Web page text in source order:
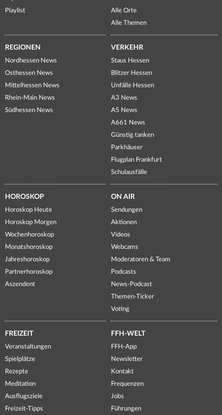
Playlist
Alle Orte
Alle Themen
REGIONEN
Nordhessen News
Osthessen News
Mittelhessen News
Rhein-Main News
Südhessen News
VERKEHR
Staus Hessen
Blitzer Hessen
Unfälle Hessen
A3 News
A5 News
A661 News
Günstig tanken
Parkhäuser
Flugplan Frankfurt
Schulausfälle
HOROSKOP
Horoskop Heute
Horoskop Morgen
Wochenhoroskop
Monatshoroskop
Jahreshoroskop
Partnerhoroskop
Aszendent
ON AIR
Sendungen
Aktionen
Videos
Webcams
Moderatoren & Team
Podcasts
News-Podcast
Themen-Ticker
Voting
FREIZEIT
Veranstaltungen
Spielplätze
Rezepte
Meditation
Ausflugsziele
Freizeit-Tipps
FFH-WELT
FFH-App
Newsletter
Kontakt
Frequenzen
Jobs
Führungen